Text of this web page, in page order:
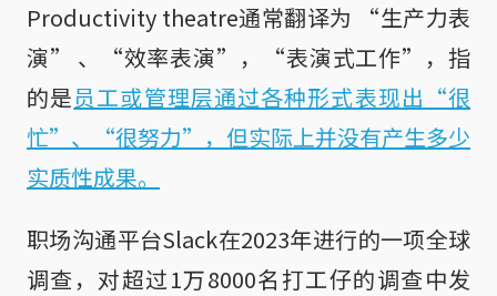
Productivity theatre通常翻译为 “生产力表
演” 、“效率表演”，“表演式工作”，指
的是员工或管理层通过各种形式表现出“很
忙”、“很努力”，但实际上并没有产生多少
实质性成果。
职场沟通平台Slack在2023年进行的一项全球
调查，对超过1万8000名打工仔的调查中发